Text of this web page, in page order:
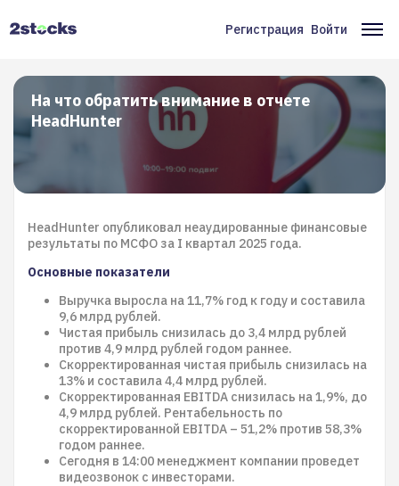
Меню
учётной
записи
пользователя
Регистрация Войти
На что обратить внимание в отчете
HeadHunter
HeadHunter опубликовал неаудированные финансовые
результаты по МСФО за I квартал 2025 года.
Основные показатели
Выручка выросла на 11,7% год к году и составила
9,6 млрд рублей.
Чистая прибыль снизилась до 3,4 млрд рублей
против 4,9 млрд рублей годом раннее.
Скорректированная чистая прибыль снизилась на
13% и составила 4,4 млрд рублей.
Скорректированная EBITDA снизилась на 1,9%, до
4,9 млрд рублей. Рентабельность по
скорректированной EBITDA – 51,2% против 58,3%
годом раннее.
Сегодня в 14:00 менеджмент компании проведет
видеозвонок с инвесторами.